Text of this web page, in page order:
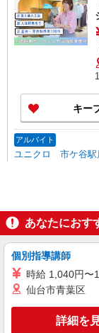
含
同条
キー
アルバイト
ユニクロ 市ケ谷駅
契約社員
REGAL SHOES ヨ
あなたにおす
個別指導講師
時給 1,040円〜
仙台市青葉区
詳細を